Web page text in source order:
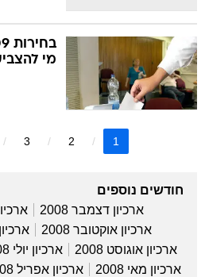
מי
1
2
3
חודשים נוספים
ארכיון דצמבר 2008
ארכיון אוקטובר 2008
ארכיון אוגוסט 2008
ארכיון יולי 2008
ארכיון מאי 2008
ארכיון אפריל 2008